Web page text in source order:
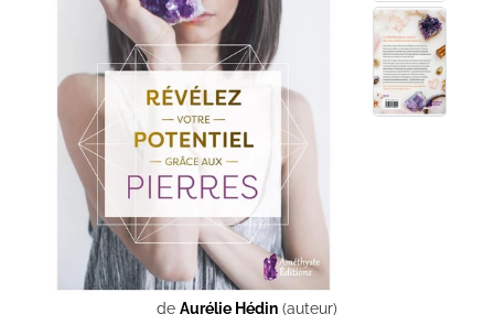
de Aurélie Hédin (auteur)